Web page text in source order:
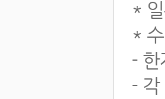
*
*
- 한
- 각